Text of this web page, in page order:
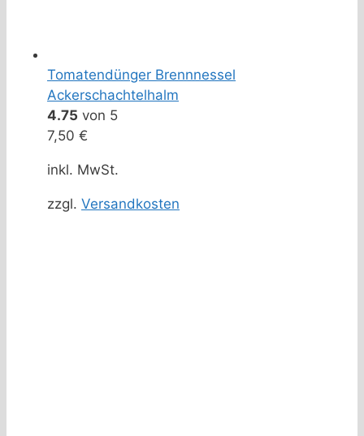
Tomatendünger Brennnessel
Ackerschachtelhalm
4.75 von 5
7,50 €
inkl. MwSt.
zzgl. Versandkosten